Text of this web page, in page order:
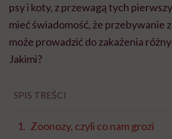
psy i koty, z przewagą tych
mieć świadomość, że przebywanie
może prowadzić do zakażenia
Jakimi?
SPIS TREŚCI
Zoonozy, czyli co nam grozi